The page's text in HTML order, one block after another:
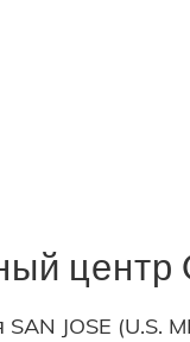
центр
SAN JOSE (U.S.